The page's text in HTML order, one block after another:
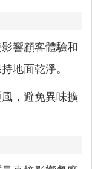
響顧客體驗和
地面乾淨。
，避免異味擴